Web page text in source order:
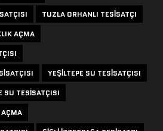
TUZLA ORHANLI TESISATÇI
AÇMA
YEŞILTEPE SU TESISATÇISI
SU TESISATÇISI
AÇMA